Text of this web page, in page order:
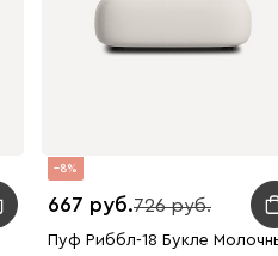
8
667 726
Пуф Риббл-18 Букле